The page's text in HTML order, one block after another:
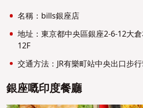
名稱：bills銀座店
地址：東京都中央區銀座2-6-12大
12F
交通方法：JR有樂町站中央出口步
銀座嘅印度餐廳